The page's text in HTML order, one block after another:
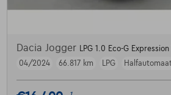
Dacia Jogger LPG 1.0 Eco-G
04/2024
66.817 km LPG